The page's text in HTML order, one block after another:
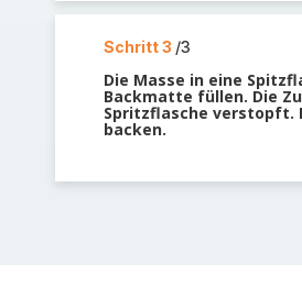
Schritt 3 /3
Die Masse in eine
Backmatte füllen. Die
Spritzflasche verstopft.
backen.